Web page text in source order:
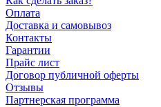
Оплата
Доставка и самовывоз
Контакты
Гарантии
Прайс лист
Договор публичной оферты
Отзывы
Партнерская программа